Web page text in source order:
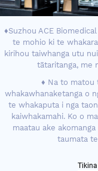
♦Suzhou ACE
te mohio ki te
kirihou taiwhanga utu
tātaritanga, me
♦ Na to matou
whakawhanaketanga o
te whakaputa i nga
kaiwhakamahi. Ko o
maatau ake
taumata